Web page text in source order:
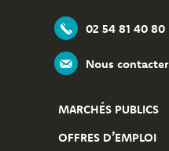
02 54 81 40 80
Nous contacter
MARCHÉS PUBLICS
OFFRES D’EMPLOI